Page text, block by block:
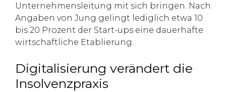
Unternehmensleitung mit sich bringen. Nach
Angaben von Jung gelingt lediglich etwa 10
bis 20 Prozent der Start-ups eine dauerhafte
wirtschaftliche Etablierung.
Digitalisierung verändert die
Insolvenzpraxis